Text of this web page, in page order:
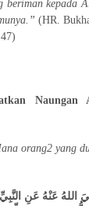
beriman kepada
(HR.
Naungan
orang2 yang
عَنْهُ عَنِ